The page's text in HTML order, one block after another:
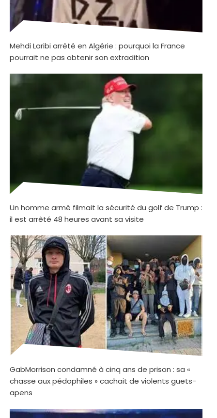
Mehdi Laribi arrêté en Algérie : pourquoi la France
pourrait ne pas obtenir son extradition
Un homme armé filmait la sécurité du golf de Trump :
il est arrêté 48 heures avant sa visite
GabMorrison condamné à cinq ans de prison : sa «
chasse aux pédophiles » cachait de violents guets-
apens